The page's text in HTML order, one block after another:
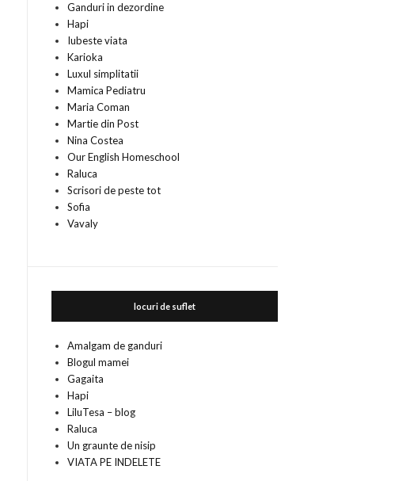
Ganduri in dezordine
Hapi
Iubeste viata
Karioka
Luxul simplitatii
Mamica Pediatru
Maria Coman
Martie din Post
Nina Costea
Our English Homeschool
Raluca
Scrisori de peste tot
Sofia
Vavaly
locuri de suflet
Amalgam de ganduri
Blogul mamei
Gagaita
Hapi
LiluTesa – blog
Raluca
Un graunte de nisip
VIATA PE INDELETE